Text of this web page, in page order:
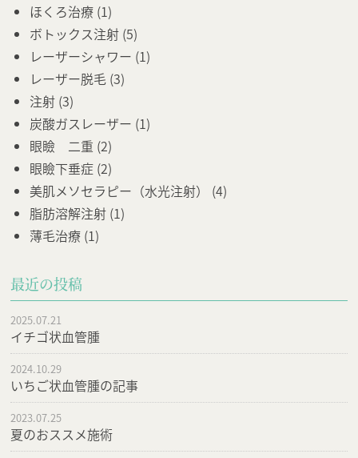
ほくろ治療 (1)
ボトックス注射 (5)
レーザーシャワー (1)
レーザー脱毛 (3)
注射 (3)
炭酸ガスレーザー (1)
眼瞼 二重 (2)
眼瞼下垂症 (2)
美肌メソセラピー（水光注射）
(4)
脂肪溶解注射 (1)
薄毛治療 (1)
最近の投稿
イチゴ状血管腫
2025.07.21
いちご状血管腫の記事
2024.10.29
夏のおススメ施術
2023.07.25